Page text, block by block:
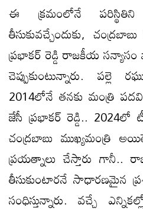
ఈ క్రమంలోనే పరిస్థితిని
తీసుకువచ్చేందుకు,
ప్రభాకర్‌ రెడ్డి రాజకీయ సన్యాసం
చెప్పుకుంటున్నారు. పల్లె
2014లోనే తనకు మంత్రి
జేసీ ప్రభాకర్‌ రెడ్డి..
చంద్రబాబు ముఖ్యమంత్రి
ప్రయత్నాలు చేస్తారు గానీ..
తీసుకుంటారనే సాధారణమైన
సంధిస్తున్నారు. వచ్చే